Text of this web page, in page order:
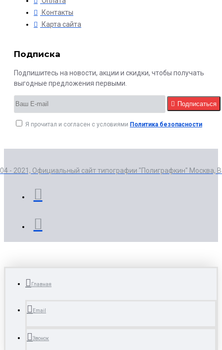
Контакты
Карта сайта
Подписка
Подпишитесь на новости, акции и скидки, чтобы получать
выгодные предложения первыми.
Подписаться
Я прочитал и согласен с условиями Политика безопасности
- 2021, Официальный сайт типографии "Полиграфкин" Москва,
Главная
Email
Звонок